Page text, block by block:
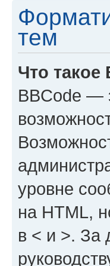
тем
Что такое
BBCode —
уровне
на HTML,
в < и >. За